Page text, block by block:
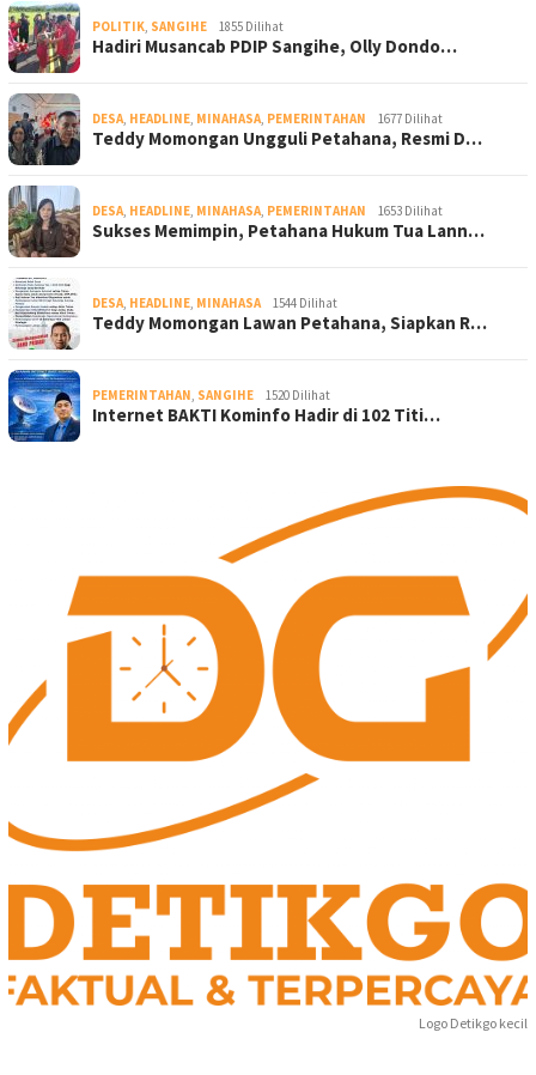
POLITIK, SANGIHE 1855 Dilihat
Hadiri Musancab PDIP Sangihe, Olly Dondo…
DESA, HEADLINE, MINAHASA, PEMERINTAHAN 1677 Dilihat
Teddy Momongan Ungguli Petahana, Resmi D…
DESA, HEADLINE, MINAHASA, PEMERINTAHAN 1653 Dilihat
Sukses Memimpin, Petahana Hukum Tua Lann…
DESA, HEADLINE, MINAHASA 1544 Dilihat
Teddy Momongan Lawan Petahana, Siapkan R…
PEMERINTAHAN, SANGIHE 1520 Dilihat
Internet BAKTI Kominfo Hadir di 102 Titi…
Logo Detikgo kecil